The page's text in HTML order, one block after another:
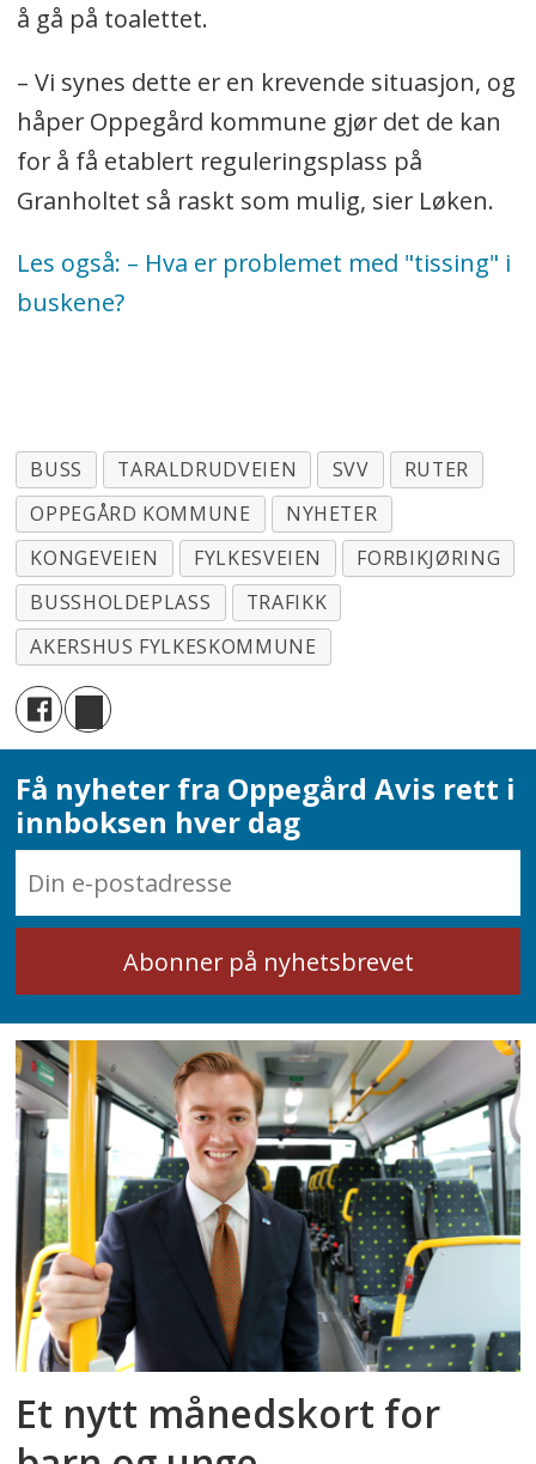
å gå på toalettet.
– Vi synes dette er en krevende situasjon, og
håper Oppegård kommune gjør det de kan
for å få etablert reguleringsplass på
Granholtet så raskt som mulig, sier Løken.
Les også: – Hva er problemet med "tissing" i
buskene?
BUSS TARALDRUDVEIEN SVV
RUTER
OPPEGÅRD KOMMUNE
NYHETER
KONGEVEIEN
FYLKESVEIEN
FORBIKJØRING
BUSSHOLDEPLASS
TRAFIKK
AKERSHUS FYLKESKOMMUNE
Få nyheter fra Oppegård Avis rett i
innboksen hver dag
Et nytt månedskort for